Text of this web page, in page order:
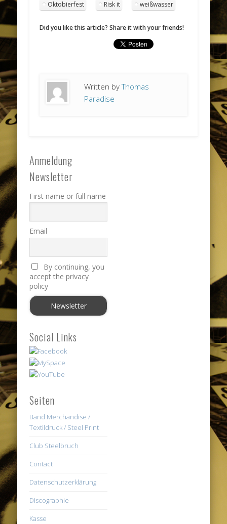
Oktobierfest Risk it weißwasser
Did you like this article? Share it with your friends!
Written byThomas
Paradise
Anmeldung
Newsletter
First name or full name
Email
By continuing, you
accept the privacy
policy
Social Links
Seiten
Band Merchandise /
Textildruck / Steel Print
Club Steelbruch
Contact
Datenschutzerklärung
Discographie
Kasse